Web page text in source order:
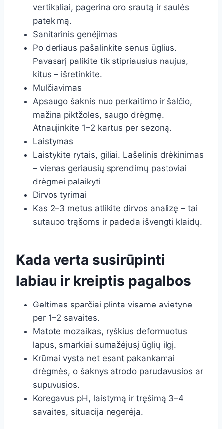
vertikaliai, pagerina oro srautą ir saulės
patekimą.
Sanitarinis genėjimas
Po derliaus pašalinkite senus ūglius.
Pavasarį palikite tik stipriausius naujus,
kitus – išretinkite.
Mulčiavimas
Apsaugo šaknis nuo perkaitimo ir šalčio,
mažina piktžoles, saugo drėgmę.
Atnaujinkite 1–2 kartus per sezoną.
Laistymas
Laistykite rytais, giliai. Lašelinis drėkinimas
– vienas geriausių sprendimų pastoviai
drėgmei palaikyti.
Dirvos tyrimai
Kas 2–3 metus atlikite dirvos analizę – tai
sutaupo trąšoms ir padeda išvengti klaidų.
Kada verta susirūpinti
labiau ir kreiptis pagalbos
Geltimas sparčiai plinta visame avietyne
per 1–2 savaites.
Matote mozaikas, ryškius deformuotus
lapus, smarkiai sumažėjusį ūglių ilgį.
Krūmai vysta net esant pakankamai
drėgmės, o šaknys atrodo parudavusios ar
supuvusios.
Koregavus pH, laistymą ir tręšimą 3–4
savaites, situacija negerėja.